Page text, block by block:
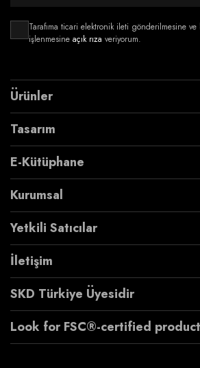
Tarafıma ticari elektronik ileti gönderilmesine
işlenmesine açık rıza veriyorum.
Ürünler
Tasarım
E-Kütüphane
Kurumsal
Yetkili Satıcılar
İletişim
SKD Türkiye Üyesidir
Look for FSC®-certified